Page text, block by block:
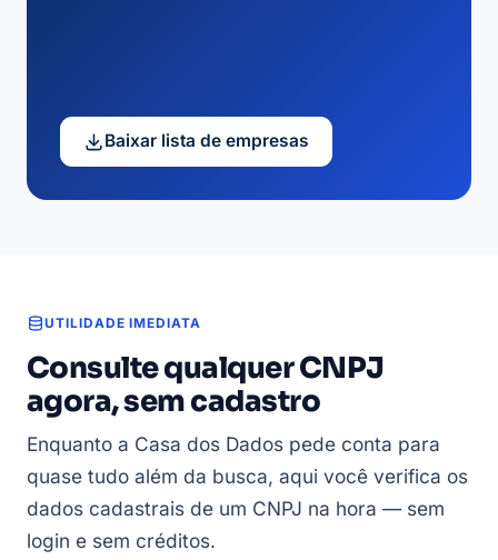
Baixar lista de empresas
UTILIDADE IMEDIATA
Consulte qualquer CNPJ
agora, sem cadastro
Enquanto a Casa dos Dados pede conta para
quase tudo além da busca, aqui você verifica os
dados cadastrais de um CNPJ na hora — sem
login e sem créditos.